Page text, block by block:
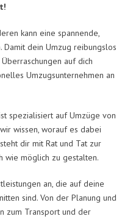
kann eine spannende,
Damit dein Umzug reibungslos
auf dich
Umzugsunternehmen an
spezialisiert auf Umzüge von
wissen, worauf es dabei
dir mit Rat und Tat zur
wie möglich zu gestalten.
an, die auf deine
sind. Von der Planung und
zum Transport und der